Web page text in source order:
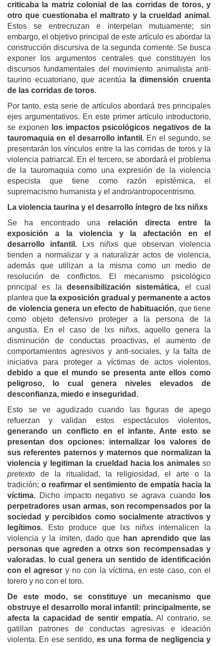
criticaba la matriz colonial de las corridas de toros, y
otro que cuestionaba el maltrato y la crueldad animal.
Estos se entrecruzan e interpelan mutuamente; sin
embargo, el objetivo principal de este artículo es abordar la
construcción discursiva de la segunda corriente. Se busca
exponer los argumentos centrales que constituyen los
discursos fundamentales del movimiento animalista anti-
taurino ecuatoriano, que acentúa
la dimensión cruenta
de las corridas de toros.
Por tanto, esta serie de artículos abordará tres principales
ejes argumentativos. En este primer artículo introductorio,
se exponen
los impactos psicológicos negativos de la
tauromaquia en el desarrollo infantil. En el segundo, se
presentarán los vínculos entre la las corridas de toros y la
violencia patriarcal. En el tercero, se abordará el problema
de la tauromaquia como una expresión de la violencia
especista que tiene como razón epistémica, el
supremacismo humanista y el andro/antropocentrismo.
La violencia taurina y el desarrollo íntegro de lxs niñxs
Se ha encontrado una relación directa entre la
exposición a la violencia y la afectación en el
desarrollo infantil. Lxs niñxs que observan violencia
tienden a normalizar y a naturalizar actos de violencia,
además que utilizan a la misma como un medio de
resolución de conflictos. El mecanismo psicológico
principal es la desensibilización sistemática, el cual
plantea que la exposición gradual y permanente a actos
de violencia genera un efecto de habituación, que tiene
como objeto defensivo proteger a la persona de la
angustia. En el caso de lxs niñxs, aquello genera la
disminución de conductas proactivas, el aumento de
comportamientos agresivos y anti-sociales, y la falta de
iniciativa para proteger a víctimas de actos violentos,
debido a que el mundo se presenta ante ellos como
peligroso, lo cual genera niveles elevados de
desconfianza, miedo e inseguridad.
Esto se ve agudizado cuando las figuras de apego
refuerzan y validan estos espectáculos violentos,
generando un conflicto en el infante. Ante esto se
presentan dos opciones: internalizar los valores de
sus referentes paternos y maternos que normalizan la
violencia y legitiman la crueldad hacia los animales so
pretexto de la ritualidad, la religiosidad, el arte o la
tradición; o reafirmar el sentimiento de empatía hacia la
víctima. Dicho impacto negativo se agrava cuando
los
perpetradores usan armas, son recompensados por la
sociedad y percibidos como socialmente atractivos y
legítimos.
Esto produce que lxs niñxs internalicen la
violencia y la imiten, dado que han aprendido que las
personas que agreden a otrxs son recompensadas y
valoradas,
lo cual genera un sentido de identificación
con el agresor y no con la víctima, en este caso, con el
torero y no con el toro.
De este modo, se constituye un mecanismo que
obstruye el desarrollo moral infantil: principalmente, se
afecta la capacidad de sentir empatía. Al contrario, se
gatillan patrones de conductas agresivas e ideación
violenta. En ese sentido, es una forma de negligencia y